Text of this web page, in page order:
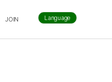
JOIN Language